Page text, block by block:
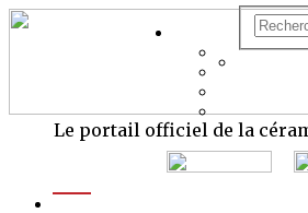
Le portail officiel de la